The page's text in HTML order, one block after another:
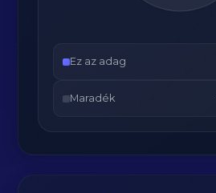
Ez az adag
Maradék